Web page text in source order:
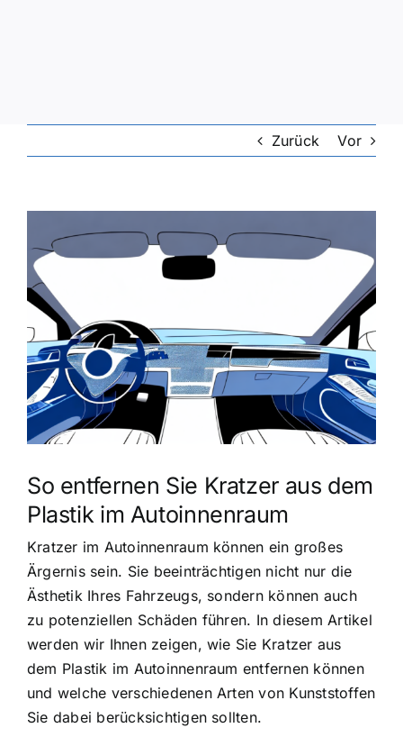
Zurück Vor
grösseres
Bild
So entfernen Sie Kratzer aus dem
Plastik im Autoinnenraum
Kratzer im Autoinnenraum können ein großes
Ärgernis sein. Sie beeinträchtigen nicht nur die
Ästhetik Ihres Fahrzeugs, sondern können auch
zu potenziellen Schäden führen. In diesem Artikel
werden wir Ihnen zeigen, wie Sie Kratzer aus
dem Plastik im Autoinnenraum entfernen können
und welche verschiedenen Arten von Kunststoffen
Sie dabei berücksichtigen sollten.